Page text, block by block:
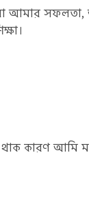
আমার সফলতা,
কারণ আমি